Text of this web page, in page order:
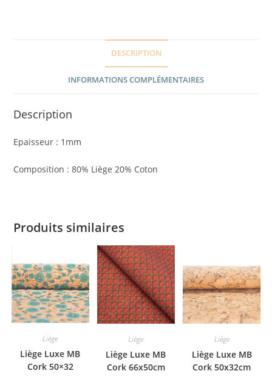
DESCRIPTION
INFORMATIONS COMPLÉMENTAIRES
Description
Epaisseur : 1mm
Composition : 80% Liège 20% Coton
Produits similaires
Liège
Liège Luxe MB
Cork 50×32
Liège
Liège Luxe MB
Cork 66x50cm
Liège
Liège Luxe MB
Cork 50x32cm